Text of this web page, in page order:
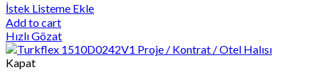
İstek Listeme Ekle
Add to cart
Hızlı Gözat
Kapat